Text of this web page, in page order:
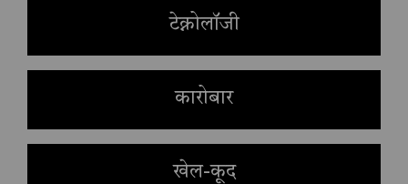
टेक्नोलॉजी
कारोबार
खेल-कूद